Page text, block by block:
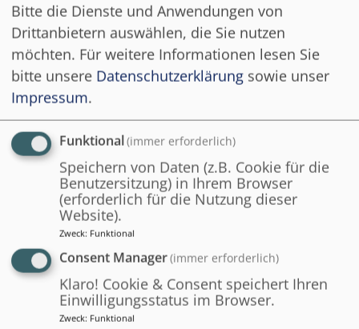
und automatisieren
Verfahren und Anwendungen zur
(Teil-)Automatisierung von Vorgängen
Strukturierung und Optimierung von
Abläufen in öffentlichen Verwaltungen
kundenzentriertes Ende-zu-Ende-
Denken
Welche Voraussetzungen
benötige ich?
Bitte die Dienste und Anwendungen von
Drittanbietern auswählen, die Sie nutzen
möchten. Für weitere Informationen lesen Sie
bitte unsere Datenschutzerklärung sowie unser
Impressum.
Funktional(immer erforderlich)
Speichern von Daten (z.B. Cookie für die
Benutzersitzung) in Ihrem Browser
(erforderlich für die Nutzung dieser
Website).
Zweck: Funktional
Consent Manager(immer erforderlich)
Klaro! Cookie & Consent speichert Ihren
Einwilligungsstatus im Browser.
Zweck: Funktional